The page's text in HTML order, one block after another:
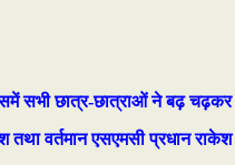
सभी छात्र-छात्राओं ने बढ़ चढ़कर
वर्तमान एसएमसी प्रधान राकेश